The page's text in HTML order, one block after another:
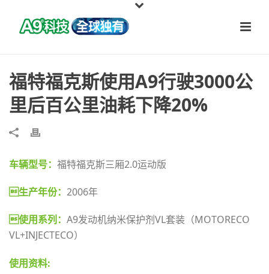
福特福克斯使用A9行驶3000公
里后百公里油耗下降20%
车辆型号： 福特福克斯三厢2.0运动版
生产年份： 2006年
使用系列： A9发动机纳米保护剂VL套装（MOTORECO
VL+INJECTECO）
使用资料: